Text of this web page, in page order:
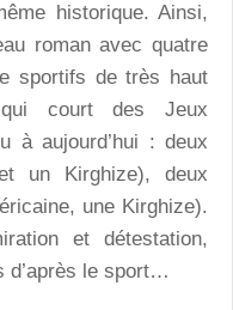
historique. Ainsi,
roman avec quatre
sportifs de très haut
court des Jeux
à aujourd’hui : deux
un Kirghize), deux
une Kirghize).
et détestation,
d’après le sport…